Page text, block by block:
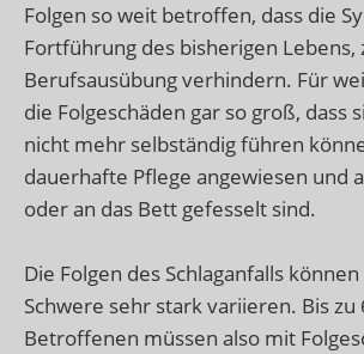
Folgen so weit betroffen, dass die
Fortführung des bisherigen Lebens,
Berufsausübung verhindern. Für
die Folgeschäden gar so groß, dass
nicht mehr selbständig führen
dauerhafte Pflege angewiesen und
oder an das Bett gefesselt sind.
Die Folgen des Schlaganfalls
Schwere sehr stark variieren. Bis zu
Betroffenen müssen also mit